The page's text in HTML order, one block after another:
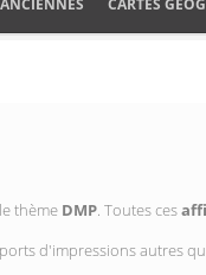
CARTES
thème DMP. Toutes ces
d'impressions autres